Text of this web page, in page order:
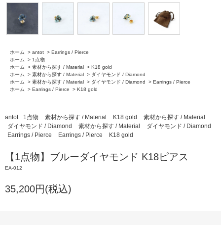
ホーム > antot > Earrings / Pierce
ホーム
> 1点物
ホーム
> 素材から探す / Material > K18 gold
ホーム
> 素材から探す / Material > ダイヤモンド / Diamond
ホーム
> 素材から探す / Material > ダイヤモンド / Diamond > Earrings / Pierce
ホーム
> Earrings / Pierce > K18 gold
antot 1点物 素材から探す / Material K18 gold
素材から探す / Material
ダイヤモンド / Diamond
素材から探す / Material
ダイヤモンド / Diamond
Earrings / Pierce
Earrings / Pierce K18 gold
【1点物】ブルーダイヤモンド K18ピアス
EA-012
35,200円(税込)